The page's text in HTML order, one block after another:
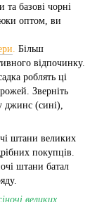
та базові чорні
оптом, ви
Більш
відпочинку.
роблять ці
Зверніть
джинс (сині),
штани великих
покупців.
штани батал
великих